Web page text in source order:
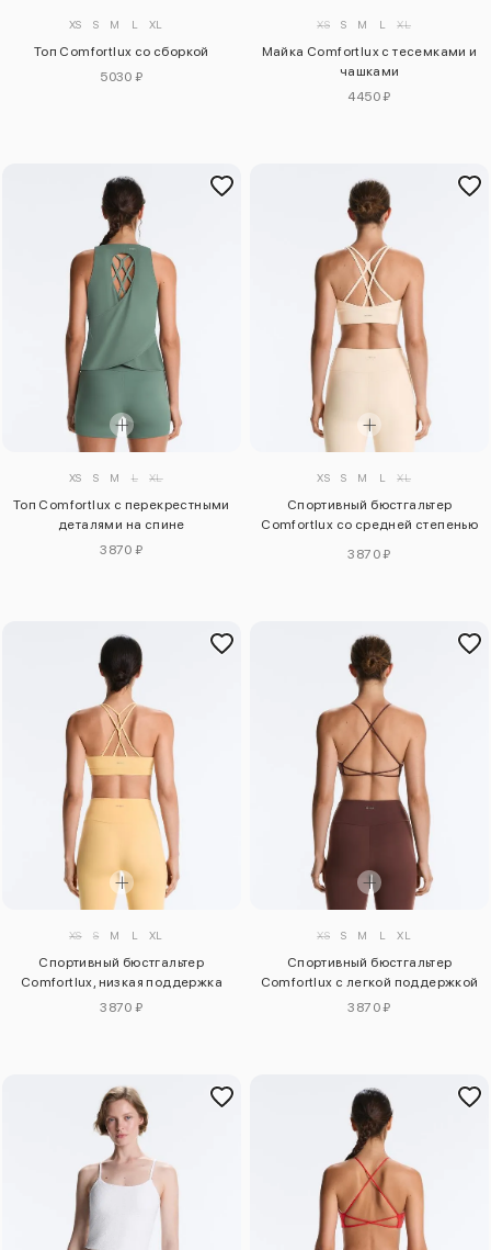
XS S M L XL
Топ Comfortlux со сборкой
5030 ₽
XS S M L XL
Майка Comfortlux с тесемками и
чашками
4450 ₽
XS S M L XL
Топ Comfortlux с перекрестными
деталями на спине
3870 ₽
XS S M L XL
Спортивный бюстгальтер
Comfortlux со средней степенью
3870 ₽
XS S M L XL
Спортивный бюстгальтер
Comfortlux, низкая поддержка
3870 ₽
XS S M L XL
Спортивный бюстгальтер
Comfortlux с легкой поддержкой
3870 ₽